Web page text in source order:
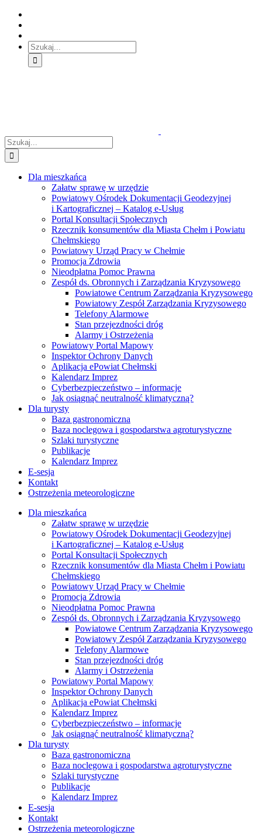
Skip
Treść
główna
Skip
Menu
główne
Skip
Menu
dodatkowe
Szukaj
Szukaj
Dla mieszkańca
Załatw sprawę w urzędzie
Powiatowy Ośrodek Dokumentacji Geodezyjnej
i Kartograficznej – Katalog e-Usług
Portal Konsultacji Społecznych
Rzecznik konsumentów dla Miasta Chełm i Powiatu
Chełmskiego
Powiatowy Urząd Pracy w Chełmie
Promocja Zdrowia
Nieodpłatna Pomoc Prawna
Zespół ds. Obronnych i Zarządzania Kryzysowego
Powiatowe Centrum Zarządzania Kryzysowego
Powiatowy Zespół Zarządzania Kryzysowego
Telefony Alarmowe
Stan przejezdności dróg
Alarmy i Ostrzeżenia
Powiatowy Portal Mapowy
Inspektor Ochrony Danych
Aplikacja ePowiat Chełmski
Kalendarz Imprez
Cyberbezpieczeństwo – informacje
Jak osiągnąć neutralność klimatyczną?
Dla turysty
Baza gastronomiczna
Baza noclegowa i gospodarstwa agroturystyczne
Szlaki turystyczne
Publikacje
Kalendarz Imprez
E-sesja
Kontakt
Ostrzeżenia meteorologiczne
Dla mieszkańca
Załatw sprawę w urzędzie
Powiatowy Ośrodek Dokumentacji Geodezyjnej
i Kartograficznej – Katalog e-Usług
Portal Konsultacji Społecznych
Rzecznik konsumentów dla Miasta Chełm i Powiatu
Chełmskiego
Powiatowy Urząd Pracy w Chełmie
Promocja Zdrowia
Nieodpłatna Pomoc Prawna
Zespół ds. Obronnych i Zarządzania Kryzysowego
Powiatowe Centrum Zarządzania Kryzysowego
Powiatowy Zespół Zarządzania Kryzysowego
Telefony Alarmowe
Stan przejezdności dróg
Alarmy i Ostrzeżenia
Powiatowy Portal Mapowy
Inspektor Ochrony Danych
Aplikacja ePowiat Chełmski
Kalendarz Imprez
Cyberbezpieczeństwo – informacje
Jak osiągnąć neutralność klimatyczną?
Dla turysty
Baza gastronomiczna
Baza noclegowa i gospodarstwa agroturystyczne
Szlaki turystyczne
Publikacje
Kalendarz Imprez
E-sesja
Kontakt
Ostrzeżenia meteorologiczne